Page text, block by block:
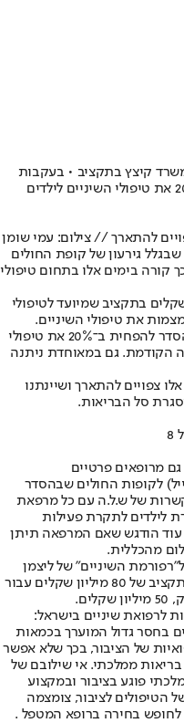
קיצץ בתקציב • בעקבות
להתארך // צילום: עמי שומן
גירעון של קופת החולים
קורה בימים אלו בתחום טיפולי
קיצץ השנה כ־30 מיליון שקלים בתקציב שמיועד לטיפולי
את טיפולי השיניים.
בכללית הנחו את המרפאות שנמצאות בהסדר להפחית ב־20% את טיפולי
2020, לעומת השנה הקודמת. גם במאוחדת ניתנה
צפויים להתארך ושיינתנו
סל הבריאות.
מרופאים פרטיים
לקופות החולים שבהסדר
ההתקשרות של ש.ל.ה עם כל מרפאת
לילדים לתקרת פעילות
של 80 אחוז מההכנסות ב־2019". עוד הודגש שאם המרפאה תיתן
מהכללית.
השיניים" של ליצמן
שנתונים של גילי 18-16. עם זאת, במקום תקציב של 80 מיליון שקלים עבור
לרפואת שיניים בישראל:
בחסר גדול המוערך בכמאות
של הציבור, בכך שלא אפשר
ממלכתי. אי שילובם של
פוגע בציבור ובמקצוע
הטיפולים לציבור, צומצמה
לחופש בחירה ברופא המטפל .